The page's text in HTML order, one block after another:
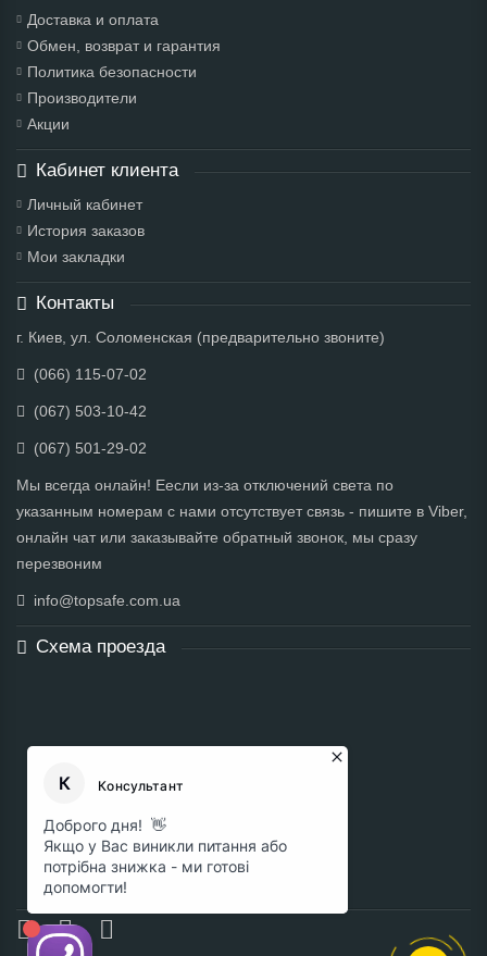
Доставка и оплата
Обмен, возврат и гарантия
Политика безопасности
Производители
Акции
Кабинет клиента
Личный кабинет
История заказов
Мои закладки
Контакты
г. Киев, ул. Соломенская (предварительно звоните)
(066) 115-07-02
(067) 503-10-42
(067) 501-29-02
Мы всегда онлайн! Еесли из-за отключений света по
указанным номерам с нами отсутствует связь - пишите в Viber,
онлайн чат или заказывайте обратный звонок, мы сразу
перезвоним
info@topsafe.com.ua
Схема проезда